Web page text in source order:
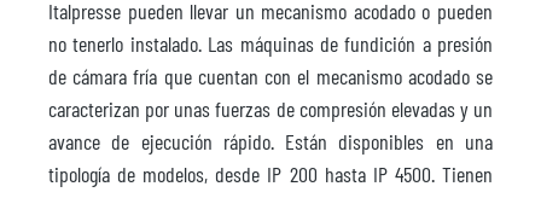
Italpresse pueden llevar un mecanismo acodado o pueden
no tenerlo instalado. Las máquinas de fundición a presión
de cámara fría que cuentan con el mecanismo acodado se
caracterizan por unas fuerzas de compresión elevadas y un
avance de ejecución rápido. Están disponibles en una
tipología de modelos, desde IP 200 hasta IP 4500. Tienen